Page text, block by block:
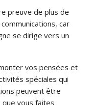
preuve de plus de
car
se dirige vers un
vos pensées et
spéciales qui
peuvent être
vous faites